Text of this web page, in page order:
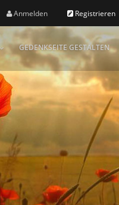
Anmelden Registrieren
GEDENKSEITE GESTALTEN